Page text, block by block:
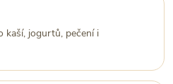
kaší, jogurtů, pečení i